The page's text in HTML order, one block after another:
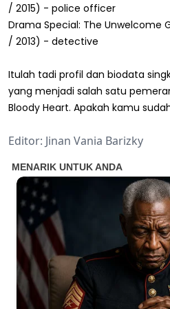
/ 2015) - police officer
Drama Special: The Unwelcome
/ 2013) - detective
Itulah tadi profil dan biodata
yang menjadi salah satu
Bloody Heart. Apakah kamu
Editor: Jinan Vania Barizky